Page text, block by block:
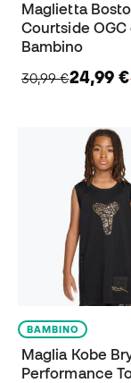
Maglietta
Courtside OGC
Bambino
30,99 €24,99 €
BAMBINO
Maglia Kobe
Performance